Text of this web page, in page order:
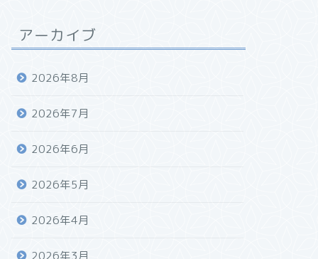
アーカイブ
2026年8月
2026年7月
2026年6月
2026年5月
2026年4月
2026年3月